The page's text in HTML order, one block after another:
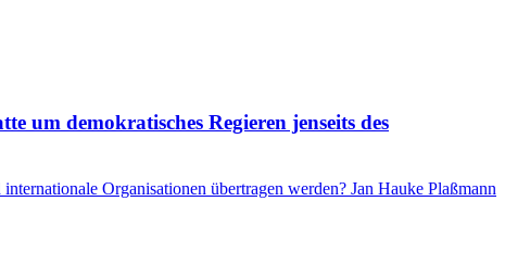
um demokratisches Regieren jenseits des
Organisationen übertragen werden? Jan Hauke Plaßmann